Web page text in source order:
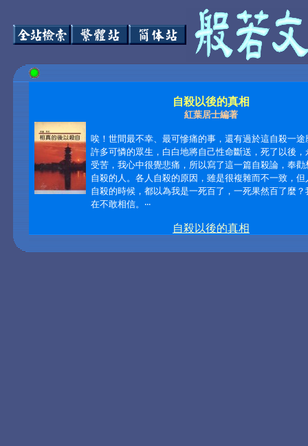
自殺以後的真相
紅葉居士編著
唉！世間最不幸、最可慘痛的事，還有過於這自殺一途
許多可憐的眾生，白白地將自己性命斷送，死了以後，
受苦，我心中很覺悲痛，所以寫了這一篇自殺論，奉勸
自殺的人。各人自殺的原因，雖是很複雜而不一致，但
自殺的時候，都以為我是一死百了，一死果然百了麼？
在不敢相信。 ‧‧‧
自殺以後的真相